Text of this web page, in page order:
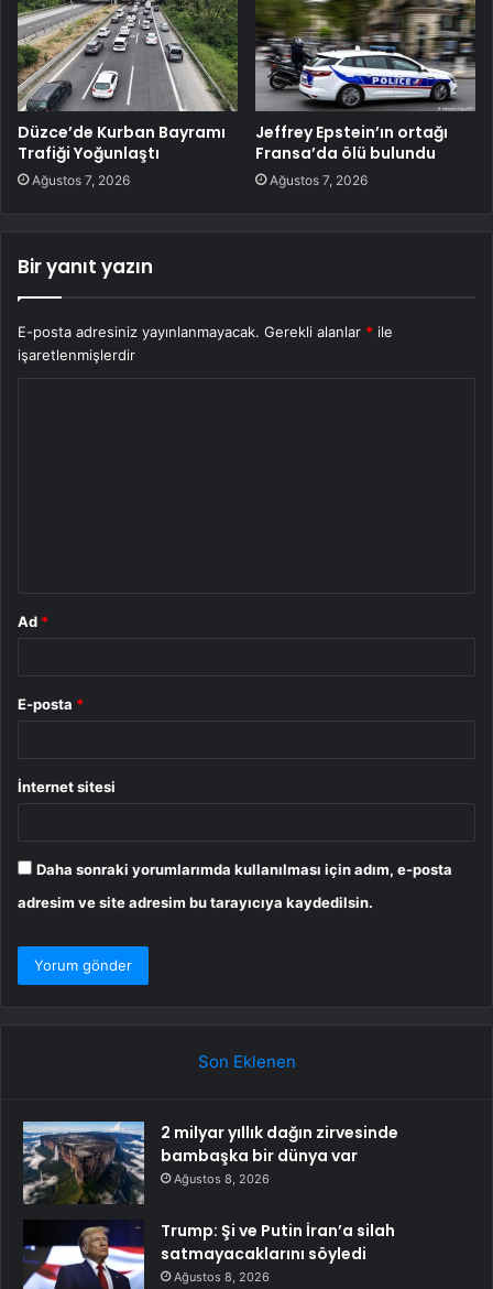
Düzce’de Kurban Bayramı
Trafiği Yoğunlaştı
Ağustos 7, 2026
Jeffrey Epstein’ın ortağı
Fransa’da ölü bulundu
Ağustos 7, 2026
Bir yanıt yazın
E-posta adresiniz yayınlanmayacak. Gerekli alanlar * ile
işaretlenmişlerdir
Ad *
E-posta *
İnternet sitesi
Daha sonraki yorumlarımda kullanılması için adım, e-posta
adresim ve site adresim bu tarayıcıya kaydedilsin.
Son Eklenen
2 milyar yıllık dağın zirvesinde
bambaşka bir dünya var
Ağustos 8, 2026
Trump: Şi ve Putin İran’a silah
satmayacaklarını söyledi
Ağustos 8, 2026